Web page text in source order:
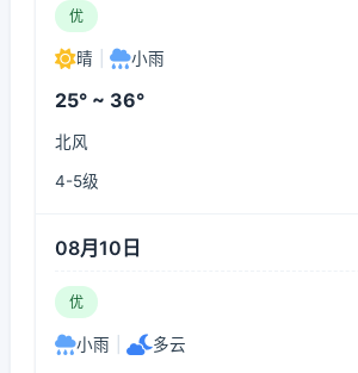
优
晴 小雨
25° ~ 36°
北风
4-5级
08月10日
优
小雨 多云